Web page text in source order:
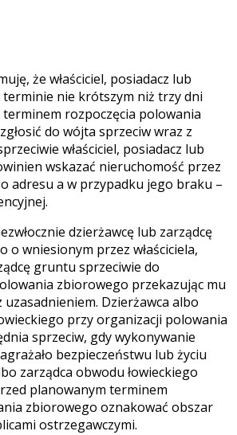
że właściciel, posiadacz lub
nie krótszym niż trzy dni
rozpoczęcia polowania
do wójta sprzeciw wraz z
właściciel, posiadacz lub
wskazać nieruchomość przez
adresu a w przypadku jego braku –
dzierżawcę lub zarządcę
o wniesionym przez właściciela,
gruntu sprzeciwie do
zbiorowego przekazując mu
Dzierżawca albo
przy organizacji polowania
sprzeciw, gdy wykonywanie
bezpieczeństwu lub życiu
zarządca obwodu łowieckiego
planowanym terminem
zbiorowego oznakować obszar
ostrzegawczymi.